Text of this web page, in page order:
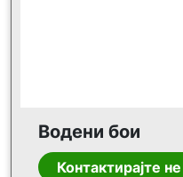
Водени бои
Контактирајте не